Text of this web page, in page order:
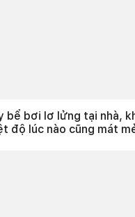
bể bơi lơ lửng tại nhà,
độ lúc nào cũng mát